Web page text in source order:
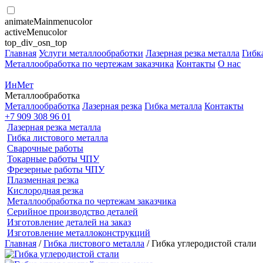
animateMainmenucolor
activeMenucolor
top_div_osn_top
Главная Услуги металлообработки Лазерная резка металла
Металлообработка по чертежам заказчика Контакты О нас
ИнМет
Металлообработка
Металлообработка Лазерная резка Гибка металла Контакты
+7 909 308 96 01
Лазерная резка металла
Гибка листового металла
Сварочные работы
Токарные работы ЧПУ
Фрезерные работы ЧПУ
Плазменная резка
Кислородная резка
Металлообработка по чертежам заказчика
Серийное производство деталей
Изготовление деталей на заказ
Изготовление металлоконструкций
Главная /Гибка листового металла / Гибка углеродистой стали